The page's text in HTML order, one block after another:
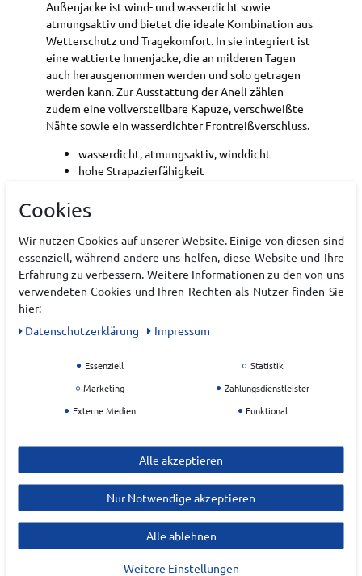
Außenjacke ist wind- und wasserdicht sowie
atmungsaktiv und bietet die ideale Kombination aus
Wetterschutz und Tragekomfort. In sie integriert ist
eine wattierte Innenjacke, die an milderen Tagen
auch herausgenommen werden und solo getragen
werden kann. Zur Ausstattung der Aneli zählen
zudem eine vollverstellbare Kapuze, verschweißte
Nähte sowie ein wasserdichter Frontreißverschluss.
wasserdicht, atmungsaktiv, winddicht
hohe Strapazierfähigkeit
EAN:7613709641073
Materialzusammensetzung: Polyester / Polyamid
Intersport Deutschland eG
Deutschland
Cookies
Wir nutzen Cookies auf unserer Website. Einige von diesen sind
essenziell, während andere uns helfen, diese Website und Ihre
Erfahrung zu verbessern. Weitere Informationen zu den von uns
verwendeten Cookies und Ihren Rechten als Nutzer finden Sie
hier:
Daten­schutz­erklärung
Impressum
Essenziell
Statistik
Marketing
Zahlungsdienstleister
Externe Medien
Funktional
Alle akzeptieren
Nur Notwendige akzeptieren
Alle ablehnen
Weitere Einstellungen